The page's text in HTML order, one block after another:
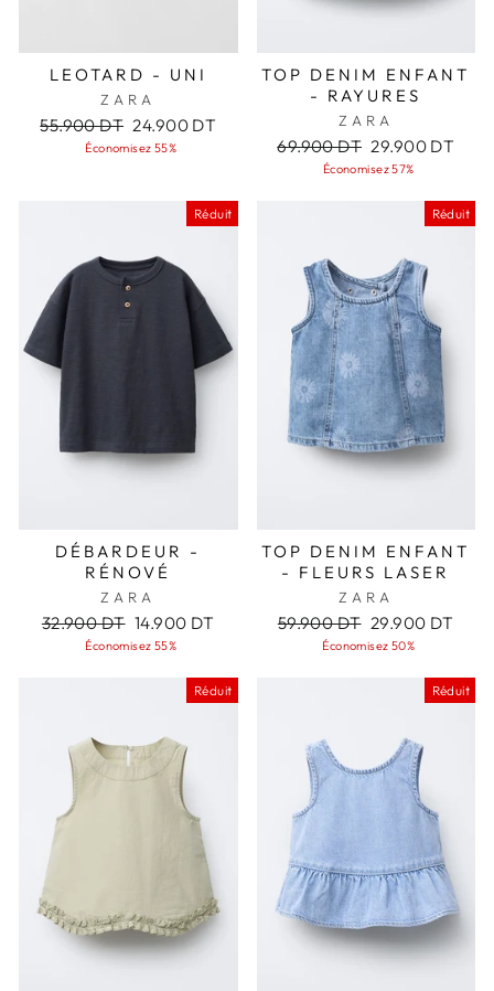
LEOTARD - UNI
ZARA
Prix
régulier
55.900 DT Prix
réduit
24.900 DT
Économisez 55%
TOP DENIM ENFANT
- RAYURES
ZARA
Prix
régulier
69.900 DT Prix
réduit
29.900 DT
Économisez 57%
Réduit
DÉBARDEUR -
RÉNOVÉ
ZARA
Prix
régulier
32.900 DT Prix
réduit
14.900 DT
Économisez 55%
Réduit
TOP DENIM ENFANT
- FLEURS LASER
ZARA
Prix
régulier
59.900 DT Prix
réduit
29.900 DT
Économisez 50%
Réduit Réduit